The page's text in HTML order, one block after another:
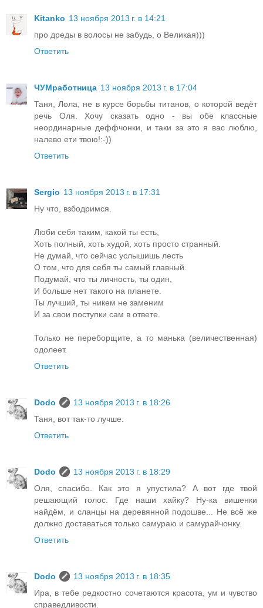
Kitanko 13 ноября 2013 г. в 14:21
про дреды в волосы не забудь, о Великая)))
Ответить
ЧУМработница 13 ноября 2013 г. в 17:04
Таня, Лола, не в курсе борьбы титанов, о которой ведёт
речь Оля. Хочу сказать одно - вы обе классные
неординарные деффчонки, и таки за это я вас люблю,
налево ети твою!:-))
Ответить
Sergio 13 ноября 2013 г. в 17:31
Ну что, взбодримся.
Люби себя таким, какой ты есть,
Хоть полный, хоть худой, хоть просто странный.
Не думай, что сейчас услышишь лесть
О том, что для себя ты самый главный.
Подумай, что ты личность, ты один,
И больше нет такого на планете.
Ты лучший, ты никем не заменим
И за свои поступки сам в ответе.
Только не переборщите, а то манька (величественная)
одолеет.
Ответить
Dodo
13 ноября 2013 г. в 18:26
Таня, вот так-то лучше.
Ответить
Dodo
13 ноября 2013 г. в 18:29
Оля, спасибо. Как это я упустила? А вот где твой
решающий голос. Где наши хайку? Ну-ка вишенки
найдём, и сланцы на деревянной подошве... Не всё же
должно доставаться только самураю и самурайчонку.
Ответить
Dodo
13 ноября 2013 г. в 18:35
Ира, в тебе редкостно сочетаются красота, ум и чувство
справедливости.